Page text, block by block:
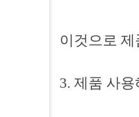
이것으로
3. 제품 사용